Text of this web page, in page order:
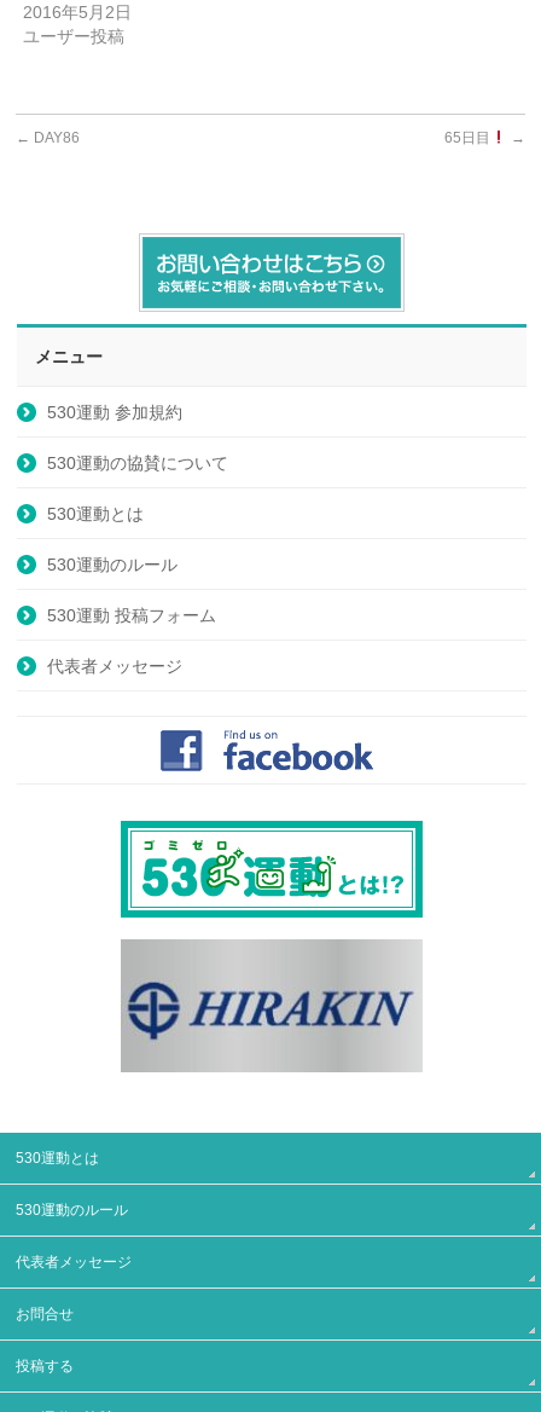
2016年5月2日
ユーザー投稿
← DAY86 65日目 →
メニュー
530運動 参加規約
530運動の協賛について
530運動とは
530運動のルール
530運動 投稿フォーム
代表者メッセージ
530運動とは
530運動のルール
代表者メッセージ
お問合せ
投稿する